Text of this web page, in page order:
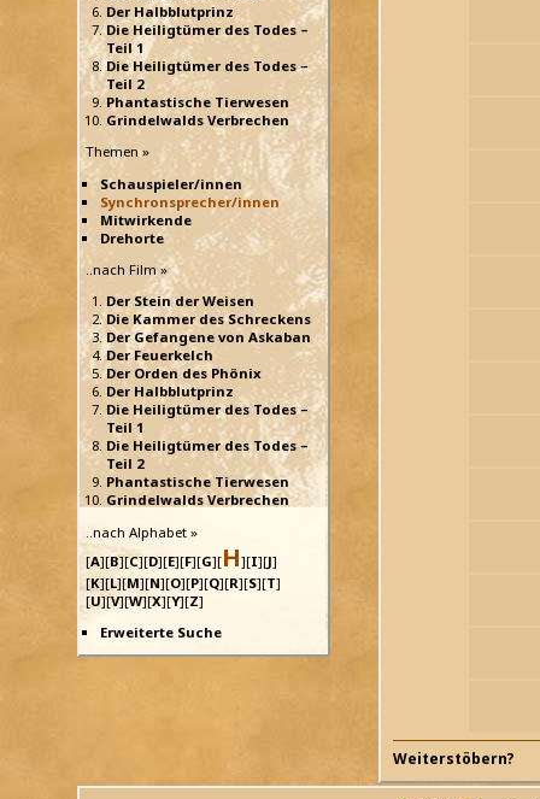
Der Halbblutprinz
Die Heiligtümer des Todes –
Teil 1
Die Heiligtümer des Todes –
Teil 2
Phantastische Tierwesen
Grindelwalds Verbrechen
Themen »
Schauspieler/innen
Synchronsprecher/innen
Mitwirkende
Drehorte
..nach Film »
Der Stein der Weisen
Die Kammer des Schreckens
Der Gefangene von Askaban
Der Feuerkelch
Der Orden des Phönix
Der Halbblutprinz
Die Heiligtümer des Todes –
Teil 1
Die Heiligtümer des Todes –
Teil 2
Phantastische Tierwesen
Grindelwalds Verbrechen
..nach Alphabet »
[A][B][C][D][E][F][G][H][I][J]
[K][L][M][N][O][P][Q][R][S][T]
[U][V][W][X][Y][Z]
Erweiterte Suche
Weiterstöbern?